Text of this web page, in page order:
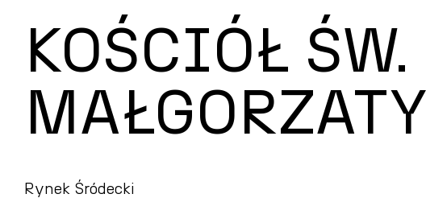
KOŚCIÓŁ ŚW.
MAŁGORZATY
Rynek Śródecki